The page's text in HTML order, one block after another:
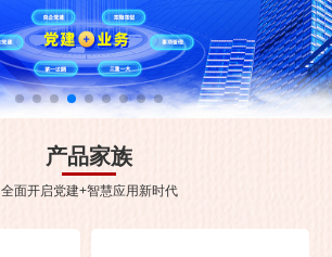
产品家族
全面开启党建+智慧应用新时代